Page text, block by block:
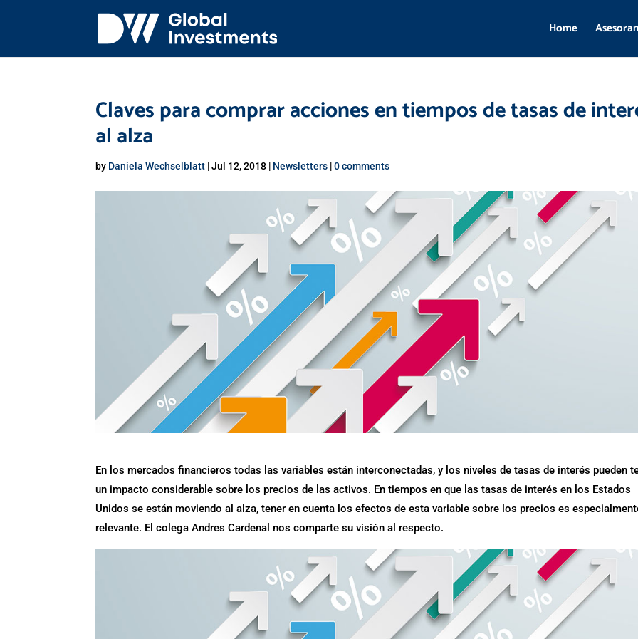
Home
Claves para comprar acciones en tiempos de tasas de
al alza
by Daniela Wechselblatt |Jul 12, 2018 | Newsletters |0 comments
En los mercados financieros todas las variables están interconectadas, y los niveles de tasas de interés pueden
un impacto considerable sobre los precios de las activos. En tiempos en que las tasas de interés en los Estados
Unidos se están moviendo al alza, tener en cuenta los efectos de esta variable sobre los precios es
relevante. El colega Andres Cardenal nos comparte su visión al respecto.